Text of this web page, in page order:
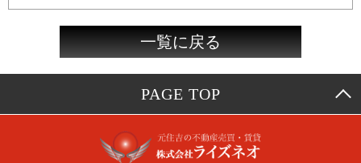
一覧に戻る
PAGE TOP